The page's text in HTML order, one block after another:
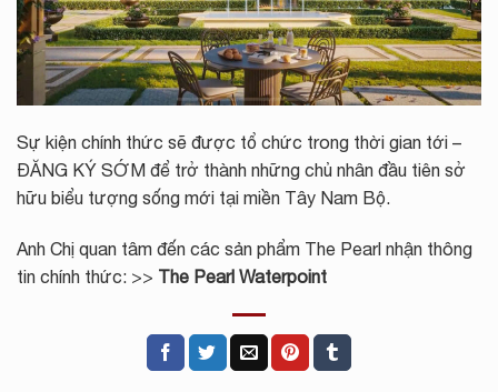
Sự kiện chính thức sẽ được tổ chức trong thời gian tới –
ĐĂNG KÝ SỚM để trở thành những chủ nhân đầu tiên sở
hữu biểu tượng sống mới tại miền Tây Nam Bộ.
Anh Chị quan tâm đến các sản phẩm The Pearl nhận thông
tin chính thức: >> The Pearl Waterpoint